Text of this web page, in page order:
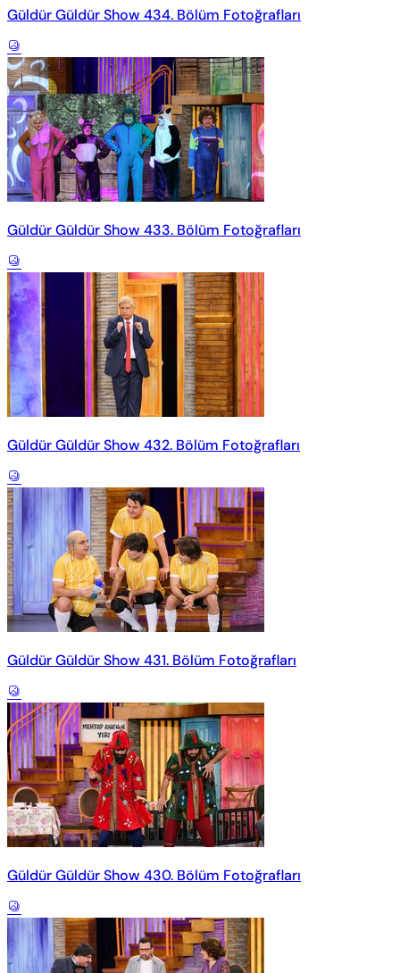
Güldür Güldür Show 434. Bölüm Fotoğrafları
Güldür Güldür Show 433. Bölüm Fotoğrafları
Güldür Güldür Show 432. Bölüm Fotoğrafları
Güldür Güldür Show 431. Bölüm Fotoğrafları
Güldür Güldür Show 430. Bölüm Fotoğrafları